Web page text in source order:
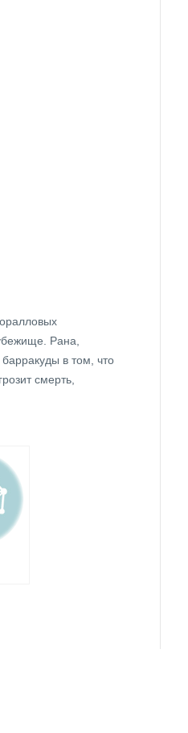
Рана,
в том, что
смерть,